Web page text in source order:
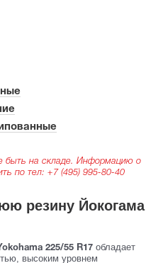
быть на складе. Информацию о
по тел: +7 (495) 995-80-40
резину Йокогама
225/55 R17 обладает
высоким уровнем